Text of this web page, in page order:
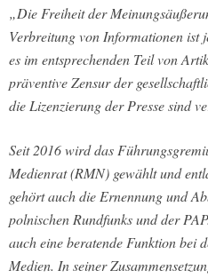
„Die Freiheit der
Verbreitung von Informationen ist
es im entsprechenden Teil von
präventive Zensur der
die Lizenzierung der Presse sind
Seit 2016 wird das
Medienrat (RMN) gewählt und
gehört auch die Ernennung und
polnischen Rundfunks und der
auch eine beratende Funktion bei
Medien. In seiner